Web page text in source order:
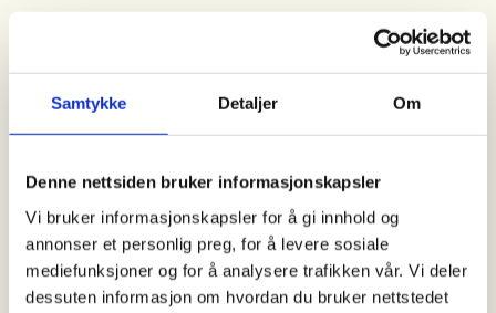
Samtykke Detaljer Om
Denne nettsiden bruker informasjonskapsler
Vi bruker informasjonskapsler for å gi innhold og
annonser et personlig preg, for å levere sosiale
mediefunksjoner og for å analysere trafikken vår. Vi deler
dessuten informasjon om hvordan du bruker nettstedet
Livsviktig natur
Det sies at man ikke kan ikke løse problemer ved å
tenke på den samme måten som når man skaper
dem. Og det er nettopp vår rovdrift på naturen som
har skapt klimaproblemene.